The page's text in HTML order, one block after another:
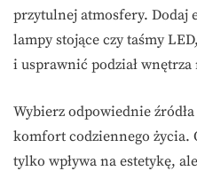
przytulnej atmosfery. Dodaj
lampy stojące czy taśmy
i usprawnić podział
Wybierz odpowiednie
komfort codziennego życia.
tylko wpływa na estetykę,